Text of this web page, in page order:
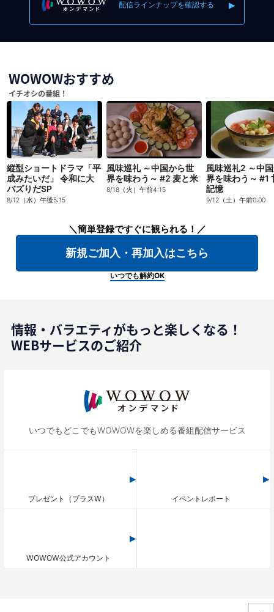
配信ラインナップを確認する
WOWOWおすすめ
イチオシの番組！
縦型ショートドラマ「平
成みたいだ」 令和に大
バズりだSP
8/12（水）午後5:15
風味巡礼 ～中国から世
界を味わう～ #2 麦と米
8/18（火）午前4:15
風味巡礼2 ～中
界を味わう～ #1
記憶
9/12（土）午前0:00
＼簡単登録ですぐに観られる！／
新規ご加入・再加入はこちら
いつでも解約OK
情報・バラエティがもっと楽しくなる！
WEBサービスのご紹介
いつでもどこでもWOWOWを楽しめる番組配信サービス
プレゼント（プラスW） イベントレポート
WOWOW公式アカウント